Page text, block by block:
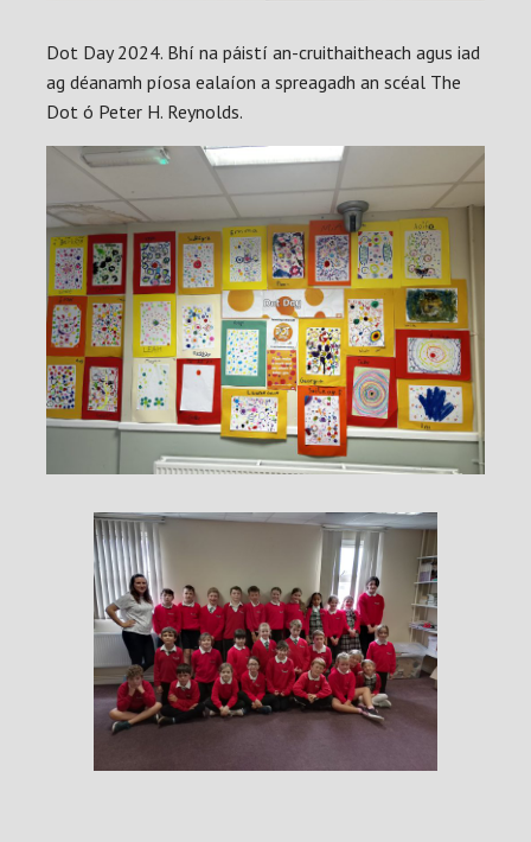
Dot Day 2024. Bhí na páistí an-cruithaitheach agus iad
ag déanamh píosa ealaíon a spreagadh an scéal The
Dot ó Peter H. Reynolds.